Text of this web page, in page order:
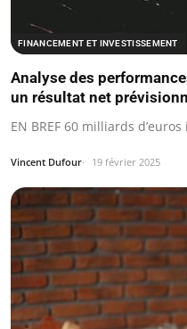
FINANCEMENT ET INVESTISSEMENT
Analyse des
un résultat net
EN BREF 60 milliards
Vincent Dufour 19 février 2025